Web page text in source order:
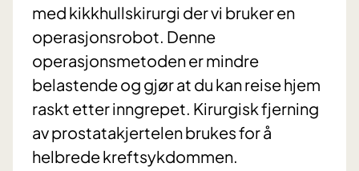
med kikkhullskirurgi der vi bruker en
operasjonsrobot. Denne
operasjonsmetoden er mindre
belastende og gjør at du kan reise hjem
raskt etter inngrepet. Kirurgisk fjerning
av prostatakjertelen brukes for å
helbrede kreftsykdommen.